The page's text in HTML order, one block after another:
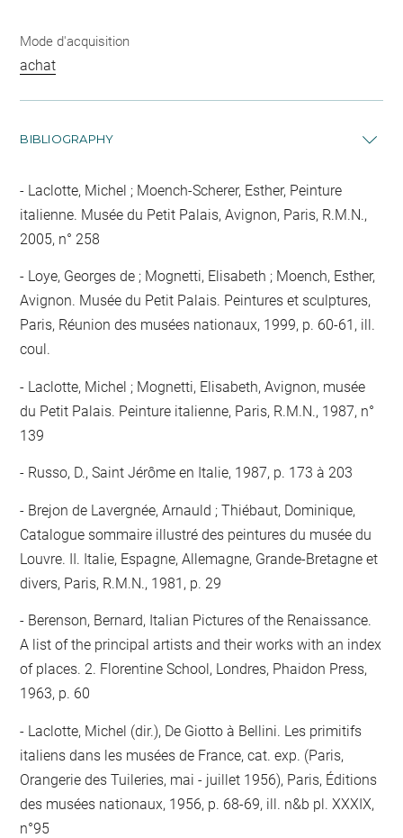
Mode d'acquisition
achat
BIBLIOGRAPHY
Laclotte, Michel ; Moench-Scherer, Esther, Peinture
italienne. Musée du Petit Palais, Avignon, Paris, R.M.N.,
2005, n° 258
Loye, Georges de ; Mognetti, Elisabeth ; Moench, Esther,
Avignon. Musée du Petit Palais. Peintures et sculptures,
Paris, Réunion des musées nationaux, 1999, p. 60-61, ill.
coul.
Laclotte, Michel ; Mognetti, Elisabeth, Avignon, musée
du Petit Palais. Peinture italienne, Paris, R.M.N., 1987, n°
139
Russo, D., Saint Jérôme en Italie, 1987, p. 173 à 203
Brejon de Lavergnée, Arnauld ; Thiébaut, Dominique,
Catalogue sommaire illustré des peintures du musée du
Louvre. II. Italie, Espagne, Allemagne, Grande-Bretagne et
divers, Paris, R.M.N., 1981, p. 29
Berenson, Bernard, Italian Pictures of the Renaissance.
A list of the principal artists and their works with an index
of places. 2. Florentine School, Londres, Phaidon Press,
1963, p. 60
Laclotte, Michel (dir.), De Giotto à Bellini. Les primitifs
italiens dans les musées de France, cat. exp. (Paris,
Orangerie des Tuileries, mai - juillet 1956), Paris, Éditions
des musées nationaux, 1956, p. 68-69, ill. n&b pl. XXXIX,
n°95